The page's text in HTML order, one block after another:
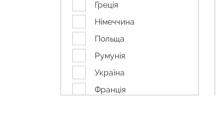
NUXE
ROGeR & GaLLET
SVR
URIAGE
WELEDA
Греція
Німеччина
Польща
Румунія
Україна
Франція